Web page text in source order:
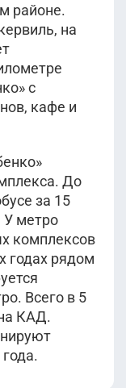
районе.
на
с
кафе и
До
за 15
У метро
комплексов
годах рядом
Всего в 5
КАД.